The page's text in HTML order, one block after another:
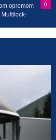
0
opremom
Multilock-